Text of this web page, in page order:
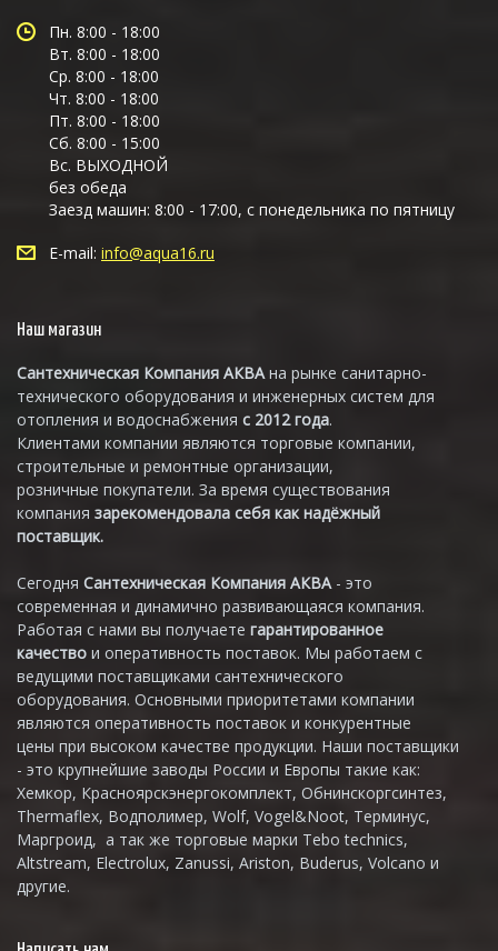
Пн. 8:00 - 18:00
Вт. 8:00 - 18:00
Ср. 8:00 - 18:00
Чт. 8:00 - 18:00
Пт. 8:00 - 18:00
Сб. 8:00 - 15:00
Вс. ВЫХОДНОЙ
без обеда
Заезд машин: 8:00 - 17:00, с понедельника по пятницу
E-mail: info@aqua16.ru
Наш магазин
Сантехническая Компания АКВАна рынке санитарно-
технического оборудования и инженерных систем для
отопления и водоснабжения с 2012 года.
Клиентами компании являются торговые компании,
строительные и ремонтные организации,
розничные покупатели. За время существования
компания зарекомендовала себя как надёжный
поставщик.
Сегодня Сантехническая Компания АКВА - это
современная и динамично развивающаяся компания.
Работая с нами вы получаете гарантированное
качество и оперативность поставок. Мы работаем с
ведущими поставщиками сантехнического
оборудования. Основными приоритетами компании
являются оперативность поставок и конкурентные
цены при высоком качестве продукции. Наши поставщики
- это крупнейшие заводы России и Европы такие как:
Хемкор, Красноярскэнергокомплект, Обнинскоргсинтез,
Thermaflex, Водполимер, Wolf, Vogel&Noot, Терминус,
Маргроид, а так же торговые марки Tebo technics,
Altstream, Electrolux, Zanussi, Ariston, Buderus, Volcano и
другие.